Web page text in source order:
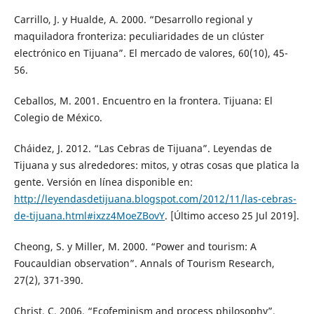
Carrillo, J. y Hualde, A. 2000. “Desarrollo regional y
maquiladora fronteriza: peculiaridades de un clúster
electrónico en Tijuana”. El mercado de valores, 60(10), 45-
56.
Ceballos, M. 2001. Encuentro en la frontera. Tijuana: El
Colegio de México.
Cháidez, J. 2012. “Las Cebras de Tijuana”. Leyendas de
Tijuana y sus alrededores: mitos, y otras cosas que platica la
gente. Versión en línea disponible en:
http://leyendasdetijuana.blogspot.com/2012/11/las-cebras-
de-tijuana.html#ixzz4MoeZBovY. [Último acceso 25 Jul 2019].
Cheong, S. y Miller, M. 2000. “Power and tourism: A
Foucauldian observation”. Annals of Tourism Research,
27(2), 371-390.
Christ, C. 2006. “Ecofeminism and process philosophy”.